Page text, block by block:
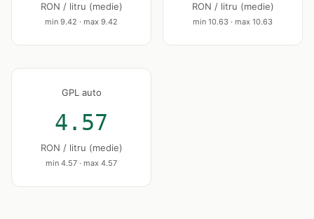
RON / litru (medie)
min 9.42 · max 9.42
RON / litru (medie)
min 10.63 · max 10.63
GPL auto
4.57
RON / litru (medie)
min 4.57 · max 4.57